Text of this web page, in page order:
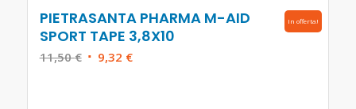
PIETRASANTA PHARMA M-AID
SPORT TAPE 3,8X10
11,50€ Il 9,32 €Il
In offerta!